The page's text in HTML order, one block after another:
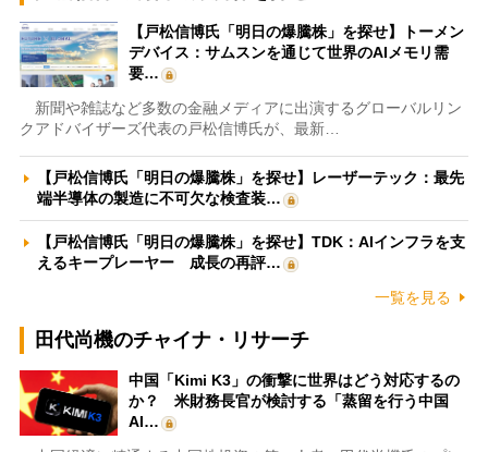
【戸松信博氏「明日の爆騰株」を探せ】トーメン
デバイス：サムスンを通じて世界のAIメモリ需
要…
新聞や雑誌など多数の金融メディアに出演するグローバルリン
クアドバイザーズ代表の戸松信博氏が、最新…
【戸松信博氏「明日の爆騰株」を探せ】レーザーテック：最先
端半導体の製造に不可欠な検査装…
【戸松信博氏「明日の爆騰株」を探せ】TDK：AIインフラを支
えるキープレーヤー 成長の再評…
一覧を見る
田代尚機のチャイナ・リサーチ
中国「Kimi K3」の衝撃に世界はどう対応するの
か？ 米財務長官が検討する「蒸留を行う中国
AI…